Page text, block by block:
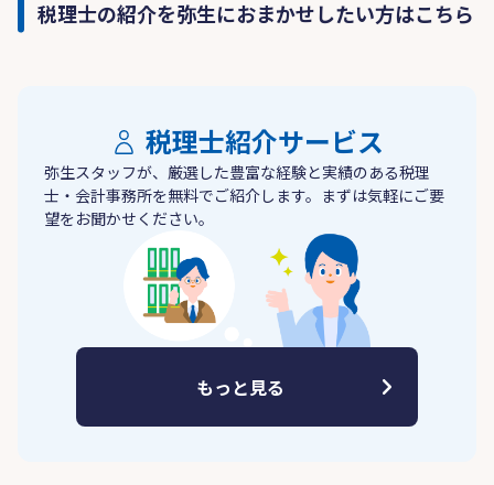
税理士の紹介を弥生におまかせしたい方はこちら
税理士紹介サービス
弥生スタッフが、厳選した豊富な経験と実績のある税理
士・会計事務所を無料でご紹介します。まずは気軽にご要
望をお聞かせください。
もっと見る